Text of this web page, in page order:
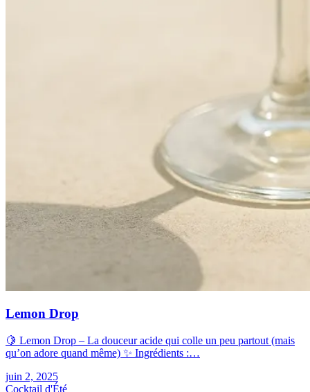
Lemon Drop
🍋 Lemon Drop – La douceur acide qui colle un peu partout (mais
qu’on adore quand même) ✨ Ingrédients :…
juin 2, 2025
Cocktail d'Été